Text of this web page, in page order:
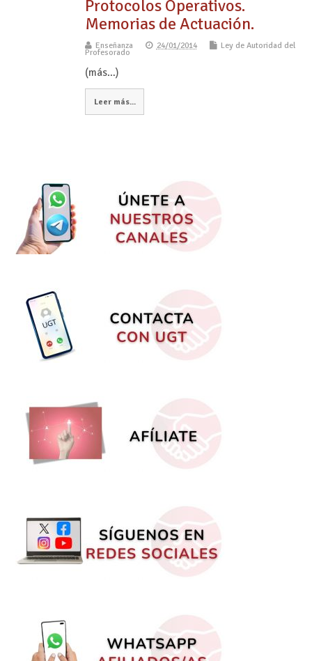
Protocolos Operativos.
Memorias de Actuación.
Enseñanza 24/01/2014 Ley de Autoridad del
Profesorado
(más…)
Leer más...